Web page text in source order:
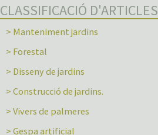
CLASSIFICACIÓ D'ARTICLES
> Manteniment jardins
> Forestal
> Disseny de jardins
> Construcció de jardins.
> Vivers de palmeres
> Gespa artificial